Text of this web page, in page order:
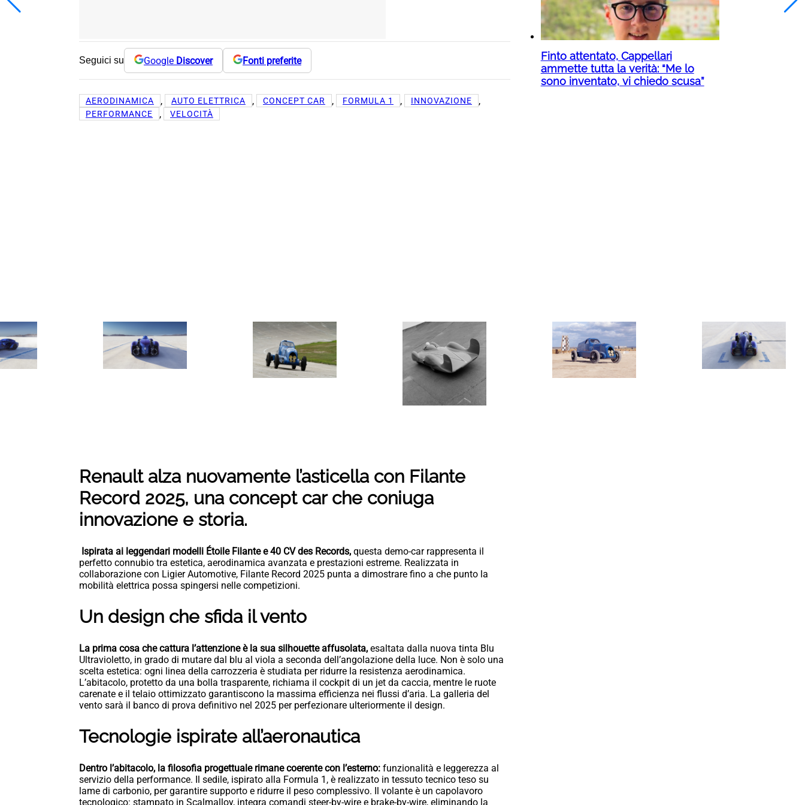
Seguici su Google Discover Fonti preferite
AERODINAMICA , AUTO ELETTRICA , CONCEPT CAR , FORMULA 1 , INNOVAZIONE ,
PERFORMANCE , VELOCITÀ
Renault alza nuovamente l’asticella con Filante
Record 2025, una concept car che coniuga
innovazione e storia.
Ispirata ai leggendari modelli Étoile Filante e 40 CV des Records, questa demo-car rappresenta il
perfetto connubio tra estetica, aerodinamica avanzata e prestazioni estreme. Realizzata in
collaborazione con Ligier Automotive, Filante Record 2025 punta a dimostrare fino a che punto la
mobilità elettrica possa spingersi nelle competizioni.
Un design che sfida il vento
La prima cosa che cattura l’attenzione è la sua silhouette affusolata, esaltata dalla nuova tinta Blu
Ultravioletto, in grado di mutare dal blu al viola a seconda dell’angolazione della luce. Non è solo una
scelta estetica: ogni linea della carrozzeria è studiata per ridurre la resistenza aerodinamica.
L’abitacolo, protetto da una bolla trasparente, richiama il cockpit di un jet da caccia, mentre le ruote
carenate e il telaio ottimizzato garantiscono la massima efficienza nei flussi d’aria. La galleria del
vento sarà il banco di prova definitivo nel 2025 per perfezionare ulteriormente il design.
Tecnologie ispirate all’aeronautica
Dentro l’abitacolo, la filosofia progettuale rimane coerente con l’esterno: funzionalità e leggerezza al
servizio della performance. Il sedile, ispirato alla Formula 1, è realizzato in tessuto tecnico teso su
lame di carbonio, per garantire supporto e ridurre il peso complessivo. Il volante è un capolavoro
tecnologico: stampato in Scalmalloy, integra comandi steer-by-wire e brake-by-wire, eliminando la
Finto attentato, Cappellari
ammette tutta la verità: “Me lo
sono inventato, vi chiedo scusa”